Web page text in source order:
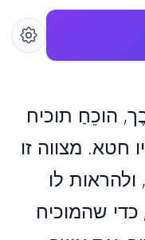
הוכֵחַ תוכיח
חטא. מצווה זו
לו
שהמוכיח